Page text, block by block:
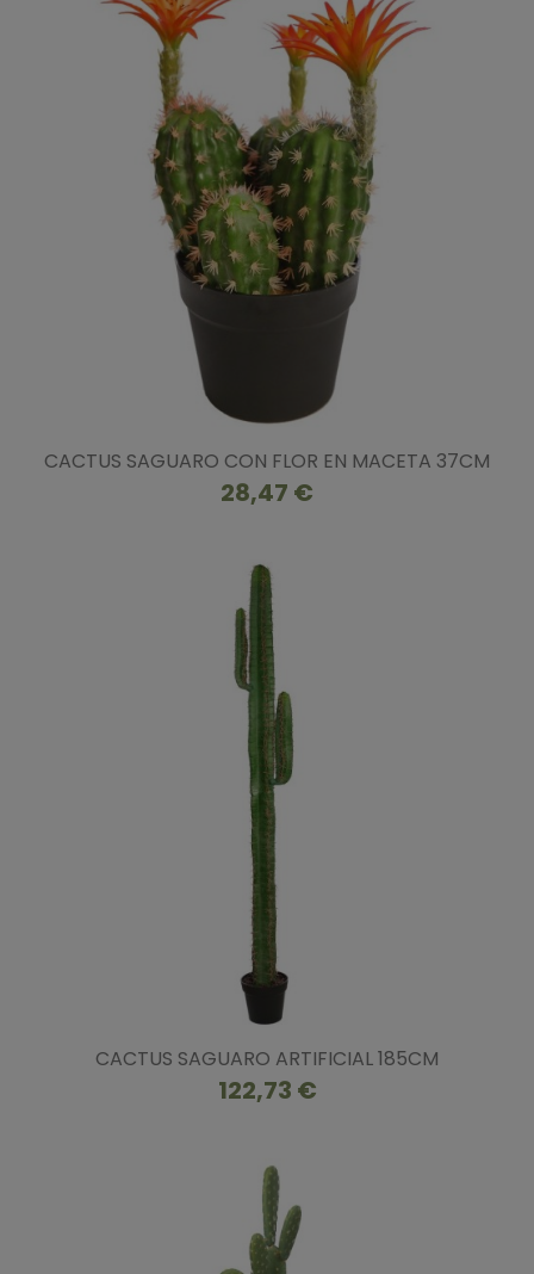
CACTUS SAGUARO CON FLOR EN MACETA 37CM
28,47 €
CACTUS SAGUARO ARTIFICIAL 185CM
122,73 €